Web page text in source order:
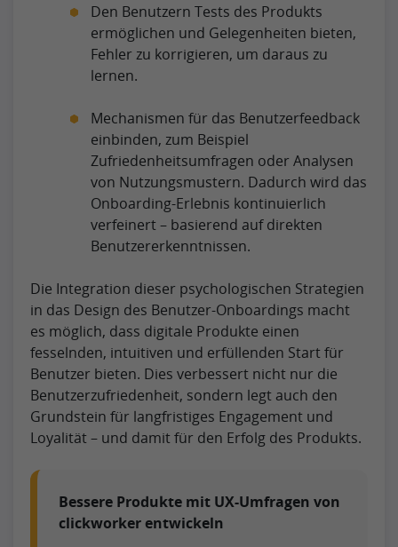
Den Benutzern Tests des Produkts
ermöglichen und Gelegenheiten bieten,
Fehler zu korrigieren, um daraus zu
lernen.
Mechanismen für das Benutzerfeedback
einbinden, zum Beispiel
Zufriedenheitsumfragen oder Analysen
von Nutzungsmustern. Dadurch wird das
Onboarding-Erlebnis kontinuierlich
verfeinert – basierend auf direkten
Benutzererkenntnissen.
Die Integration dieser psychologischen Strategien
in das Design des Benutzer-Onboardings macht
es möglich, dass digitale Produkte einen
fesselnden, intuitiven und erfüllenden Start für
Benutzer bieten. Dies verbessert nicht nur die
Benutzerzufriedenheit, sondern legt auch den
Grundstein für langfristiges Engagement und
Loyalität – und damit für den Erfolg des Produkts.
Bessere Produkte mit UX-Umfragen von
clickworker entwickeln